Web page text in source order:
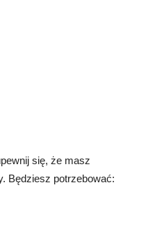
się, że masz
Będziesz potrzebować: